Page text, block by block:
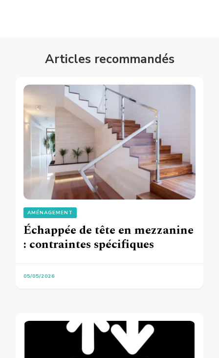
Articles recommandés
AMÉNAGEMENT
Échappée de tête en mezzanine
: contraintes spécifiques
05/05/2026